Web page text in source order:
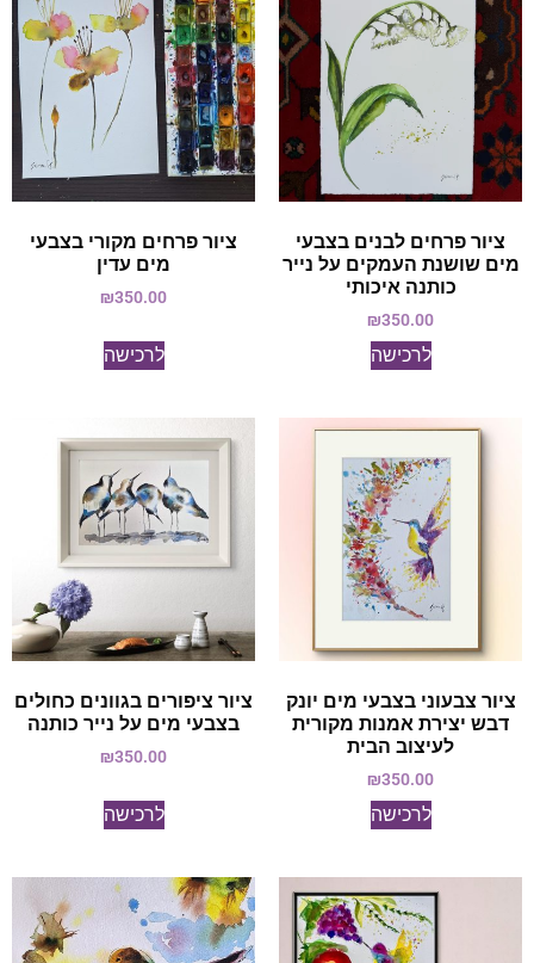
ציור פרחים לבנים בצבעי
מים שושנת העמקים על נייר
כותנה איכותי
₪350.00
לרכישה
ציור פרחים מקורי בצבעי
מים עדין
₪350.00
לרכישה
ציור צבעוני בצבעי מים יונק
דבש יצירת אמנות מקורית
לעיצוב הבית
₪350.00
לרכישה
ציור ציפורים בגוונים כחולים
בצבעי מים על נייר כותנה
₪350.00
לרכישה